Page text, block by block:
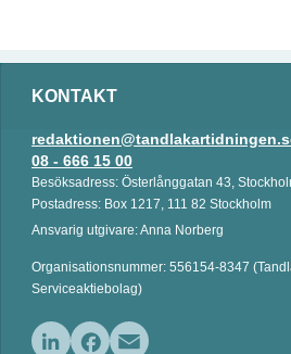
KONTAKT
08 - 666 15 00
Besöksadress: Österlånggatan 43,
Postadress: Box 1217, 111 82 Stockholm
Ansvarig utgivare: Anna Norberg
Organisationsnummer: 556154-8347
Serviceaktiebolag)